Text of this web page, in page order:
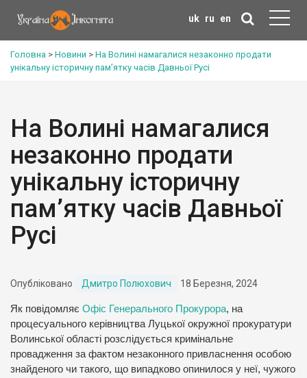
uk ru en
Головна > Новини > На Волині намагалися незаконно продати
унікальну історичну пам’ятку часів Давньої Русі
На Волині намагалися
незаконно продати
унікальну історичну
пам’ятку часів Давньої
Русі
Опубліковано Дмитро Полюхович 18 Березня, 2024
Як повідомляє Офіс Генерального Прокурора, на
процесуального керівництва Луцької окружної прокуратури
Волинської області розслідується кримінальне
провадження за фактом незаконного привласнення особою
знайденого чи такого, що випадково опинилося у неї, чужого